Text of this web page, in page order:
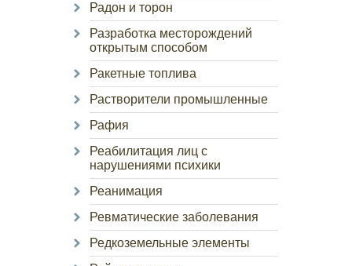
Радон и торон
Разработка месторождений
открытым способом
Ракетные топлива
Растворители промышленные
Рафия
Реабилитация лиц с
нарушениями психики
Реанимация
Ревматические заболевания
Редкоземельные элементы